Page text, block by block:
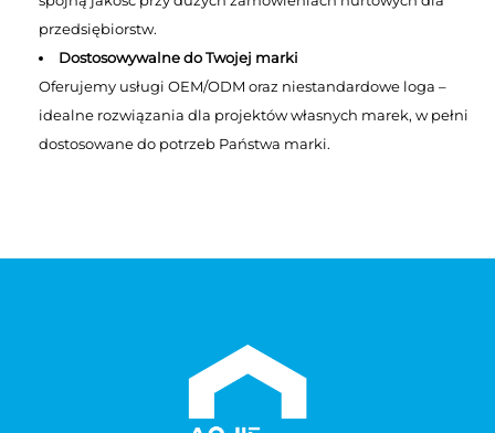
przedsiębiorstw.
Dostosowywalne do Twojej marki
Oferujemy usługi OEM/ODM oraz niestandardowe loga –
idealne rozwiązania dla projektów własnych marek, w pełni
dostosowane do potrzeb Państwa marki.